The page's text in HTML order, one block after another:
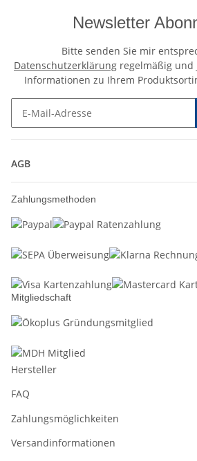
Newsletter
Bitte senden Sie mir
Datenschutzerklärung regelmäßig
Informationen zu Ihrem
AGB
Zahlungsmethoden
Mitgliedschaft
Hersteller
FAQ
Zahlungsmöglichkeiten
Versandinformationen